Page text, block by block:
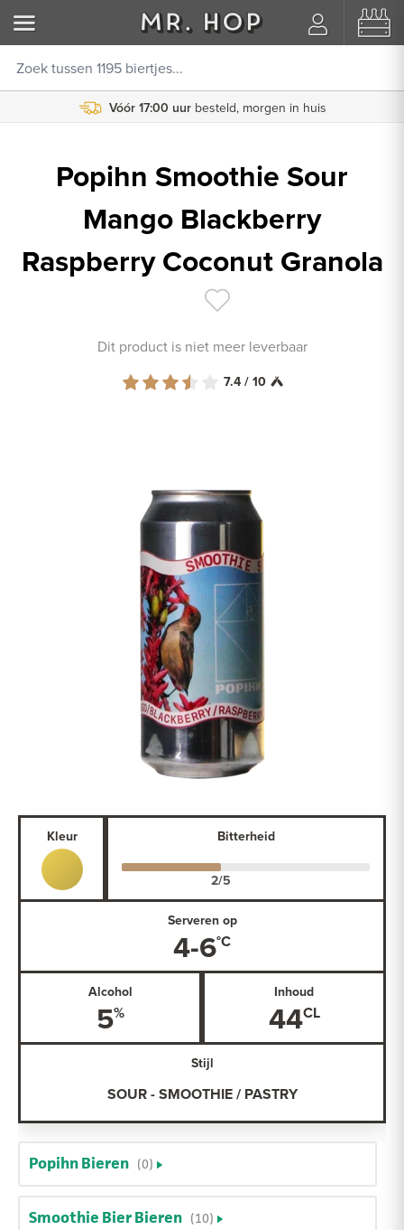
Vóór 17:00 uur besteld, morgen in huis
Popihn Smoothie Sour
Mango Blackberry
Raspberry Coconut Granola
Dit product is niet meer leverbaar
7.4 / 10
Kleur Bitterheid
Serveren op
4-6
Alcohol
5
Inhoud
44
Stijl
SOUR - SMOOTHIE / PASTRY
Popihn Bieren (0)
Smoothie Bier Bieren (10)